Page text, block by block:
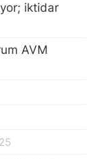
iktidar
AVM